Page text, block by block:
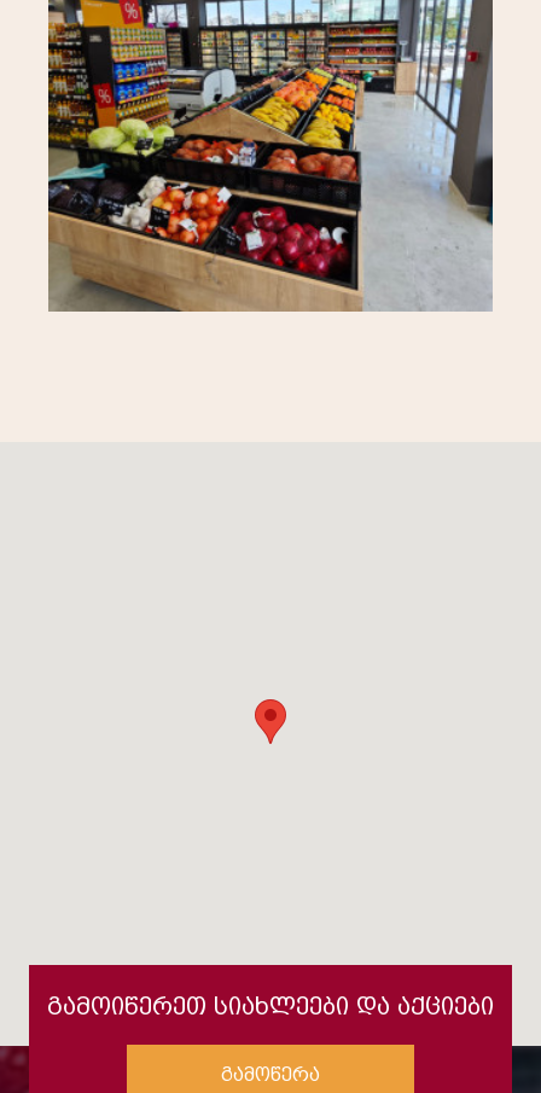
გამოიწერეთ სიახლეები და აქციები
გამოწერა